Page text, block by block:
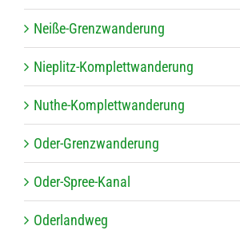
Neiße-Grenz­wan­de­rung
Nie­plitz-Kom­plett­wan­de­rung
Nuthe-Kom­plett­wan­de­rung
Oder-Grenz­wan­de­rung
Oder-Spree-Kanal
Oder­land­weg